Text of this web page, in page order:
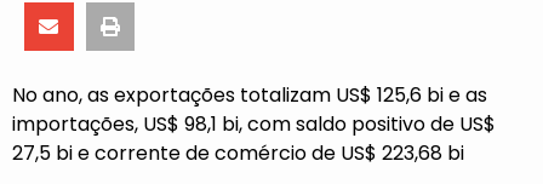
No ano, as exportações totalizam US$ 125,6 bi e as
importações, US$ 98,1 bi, com saldo positivo de US$
27,5 bi e corrente de comércio de US$ 223,68 bi